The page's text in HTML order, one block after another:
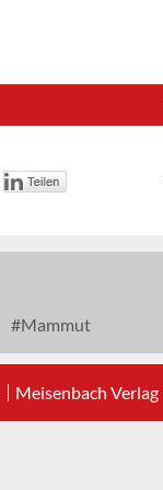
Mammut
Meisenbach Verlag